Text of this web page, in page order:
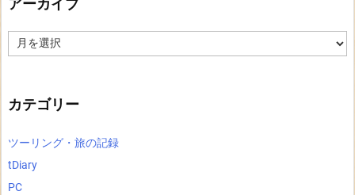
アーカイブ
ー
カテゴリー
ツーリング・旅の記録
tDiary
PC